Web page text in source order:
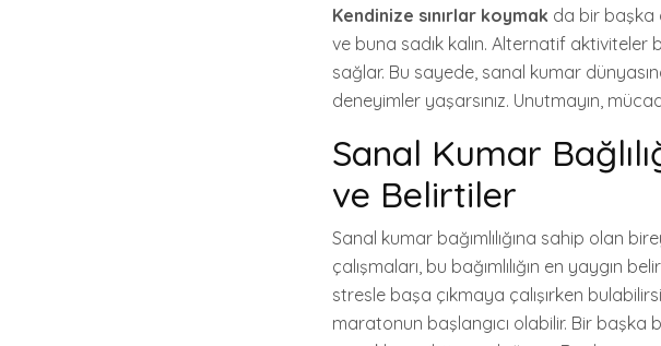
Kendinize sınırlar koymak da bir başka
ve buna sadık kalın. Alternatif aktiviteler
sağlar. Bu sayede, sanal kumar
deneyimler yaşarsınız. Unutmayın,
Sanal Kumar
ve Belirtiler
Sanal kumar bağımlılığına sahip olan
çalışmaları, bu bağımlılığın en yaygın
stresle başa çıkmaya çalışırken
maratonun başlangıcı olabilir. Bir başka